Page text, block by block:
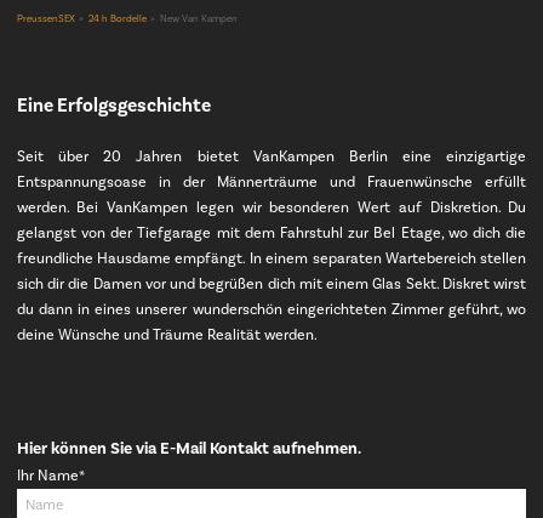
PreussenSEX 24 h Bordelle New Van Kampen
Eine Erfolgsgeschichte
Seit über 20 Jahren bietet VanKampen Berlin eine einzigartige
Entspannungsoase in der Männerträume und Frauenwünsche erfüllt
werden. Bei VanKampen legen wir besonderen Wert auf Diskretion. Du
gelangst von der Tiefgarage mit dem Fahrstuhl zur Bel Etage, wo dich die
freundliche Hausdame empfängt. In einem separaten Wartebereich stellen
sich dir die Damen vor und begrüßen dich mit einem Glas Sekt. Diskret wirst
du dann in eines unserer wunderschön eingerichteten Zimmer geführt, wo
deine Wünsche und Träume Realität werden.
Hier können Sie via E-Mail Kontakt aufnehmen.
Pflichtfeld
Ihr Name*